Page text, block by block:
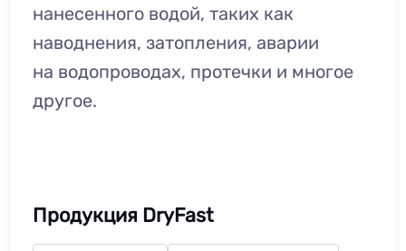
нанесенного водой, таких как
наводнения, затопления, аварии
на водопроводах, протечки и многое
другое.
Продукция DryFast